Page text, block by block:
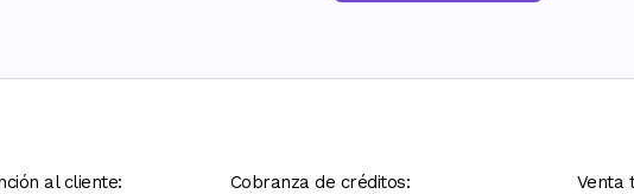
al cliente: Cobranza de créditos: Venta